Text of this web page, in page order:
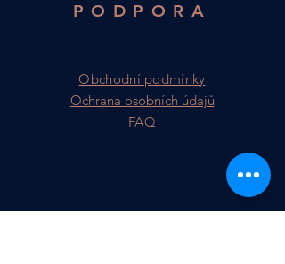
PODPORA
Obchodní podmínky
Ochrana osobních údajů
FAQ